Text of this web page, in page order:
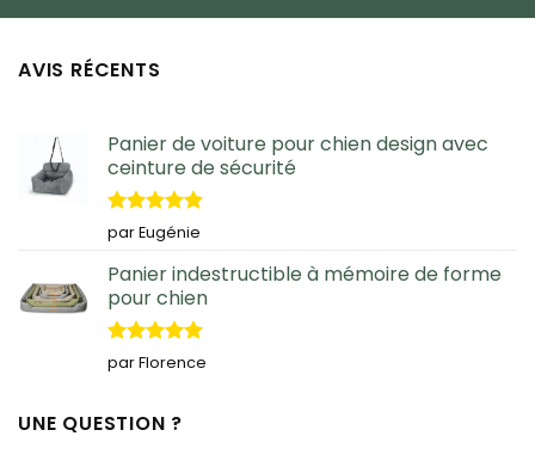
AVIS RÉCENTS
Panier de voiture pour chien design avec
ceinture de sécurité
Note5sur
5
par Eugénie
Panier indestructible à mémoire de forme
pour chien
Note5sur
5
par Florence
UNE QUESTION ?